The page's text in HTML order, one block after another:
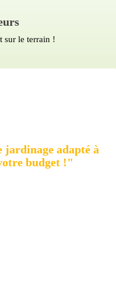
sur le terrain !
adapté à
budget !"